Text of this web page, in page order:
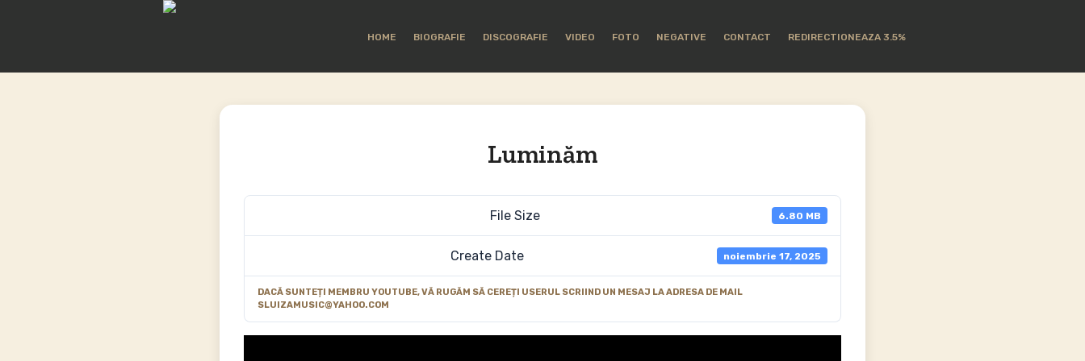
HOME BIOGRAFIE DISCOGRAFIE VIDEO FOTO NEGATIVE CONTACT REDIRECTIONEAZA 3.5%
Luminăm
File Size 6.80 MB
Create Date noiembrie 17, 2025
DACĂ SUNTEȚI MEMBRU YOUTUBE, VĂ RUGĂM SĂ CEREȚI USERUL SCRIIND UN MESAJ LA ADRESA DE MAIL
SLUIZAMUSIC@YAHOO.COM